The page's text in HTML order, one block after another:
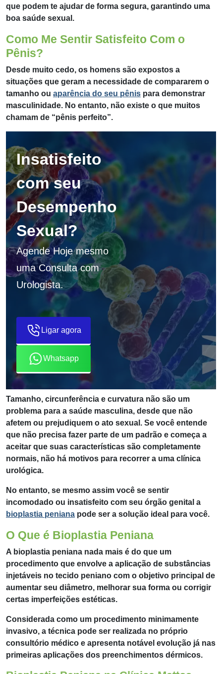
que podem te ajudar de forma segura, garantindo uma
boa saúde sexual.
Como Me Sentir Satisfeito Com o
Pênis?
Desde muito cedo, os homens são expostos a
situações que geram a necessidade de compararem o
tamanho ou aparência do seu pênis para demonstrar
masculinidade. No entanto, não existe o que muitos
chamam de “pênis perfeito”.
Insatisfeito
com seu
Desempenho
Sexual?
Agende Hoje mesmo
uma Consulta com
Urologista.
Ligar agora
Whatsapp
Tamanho, circunferência e curvatura não são um
problema para a saúde masculina, desde que não
afetem ou prejudiquem o ato sexual. Se você entende
que não precisa fazer parte de um padrão e começa a
aceitar que suas características são completamente
normais, não há motivos para recorrer a uma clínica
urológica.
No entanto, se mesmo assim você se sentir
incomodado ou insatisfeito com seu órgão genital a
bioplastia peniana pode ser a solução ideal para você.
O Que é Bioplastia Peniana
A bioplastia peniana nada mais é do que um
procedimento que envolve a aplicação de substâncias
injetáveis ​​no tecido peniano com o objetivo principal de
aumentar seu diâmetro, melhorar sua forma ou corrigir
certas imperfeições estéticas.
Considerada como um procedimento minimamente
invasivo, a técnica pode ser realizada no próprio
consultório médico e apresenta notável evolução já nas
primeiras aplicações dos preenchimentos dérmicos.